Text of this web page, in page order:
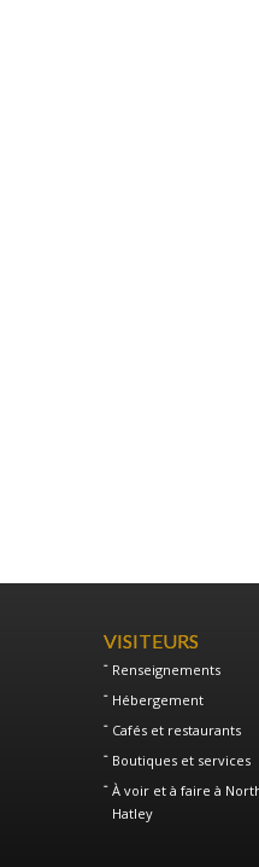
VISITEURS
Renseignements
Hébergement
Cafés et restaurants
Boutiques et services
À voir et à faire à
Hatley